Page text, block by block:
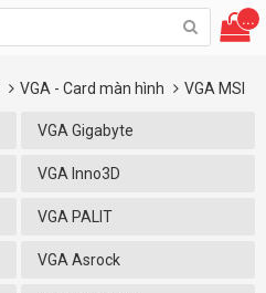
...
VGA - Card màn hình VGA MSI
VGA Gigabyte
VGA Inno3D
VGA PALIT
VGA Asrock